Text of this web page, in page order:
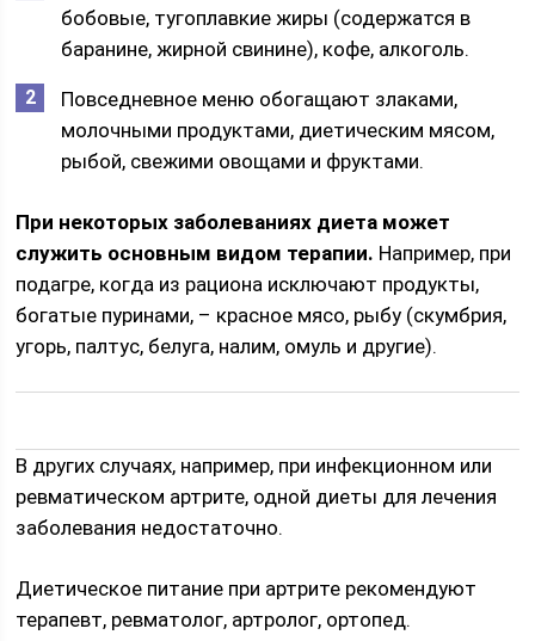
бобовые, тугоплавкие жиры (содержатся в
баранине, жирной свинине), кофе, алкоголь.
Повседневное меню обогащают злаками,
молочными продуктами, диетическим мясом,
рыбой, свежими овощами и фруктами.
При некоторых заболеваниях диета может
служить основным видом терапии. Например, при
подагре, когда из рациона исключают продукты,
богатые пуринами, – красное мясо, рыбу (скумбрия,
угорь, палтус, белуга, налим, омуль и другие).
В других случаях, например, при инфекционном или
ревматическом артрите, одной диеты для лечения
заболевания недостаточно.
Диетическое питание при артрите рекомендуют
терапевт, ревматолог, артролог, ортопед.